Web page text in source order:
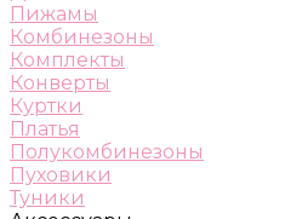
Пижамы
Комбинезоны
Комплекты
Конверты
Куртки
Платья
Полукомбинезоны
Пуховики
Туники